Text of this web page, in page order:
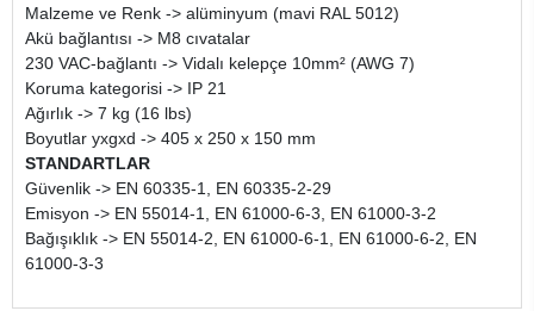
Malzeme ve Renk -> alüminyum (mavi RAL 5012)
Akü bağlantısı -> M8 cıvatalar
230 VAC-bağlantı -> Vidalı kelepçe 10mm² (AWG 7)
Koruma kategorisi -> IP 21
Ağırlık -> 7 kg (16 lbs)
Boyutlar yxgxd -> 405 x 250 x 150 mm
STANDARTLAR
Güvenlik -> EN 60335-1, EN 60335-2-29
Emisyon -> EN 55014-1, EN 61000-6-3, EN 61000-3-2
Bağışıklık -> EN 55014-2, EN 61000-6-1, EN 61000-6-2, EN
61000-3-3